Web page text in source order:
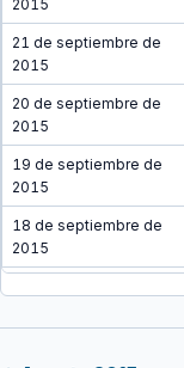
2015
21 de septiembre de
2015
20 de septiembre de
2015
19 de septiembre de
2015
18 de septiembre de
2015